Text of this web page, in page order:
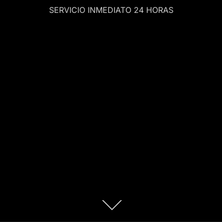
SERVICIO INMEDIATO 24 HORAS
Scroll